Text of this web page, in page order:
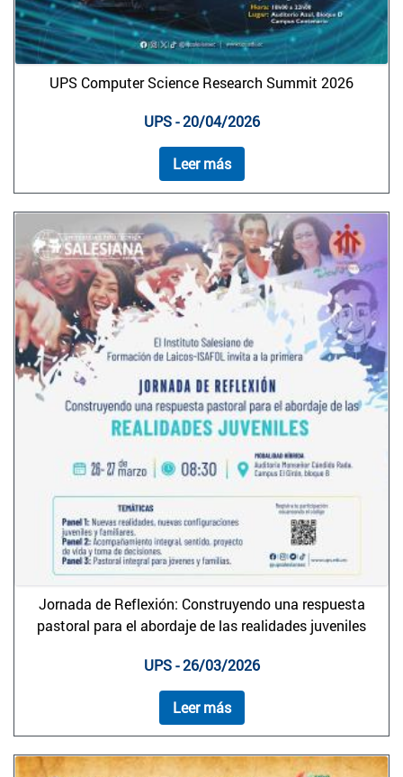
UPS Computer Science Research Summit 2026
UPS - 20/04/2026
Leer más
Jornada de Reflexión: Construyendo una respuesta
pastoral para el abordaje de las realidades juveniles
UPS - 26/03/2026
Leer más